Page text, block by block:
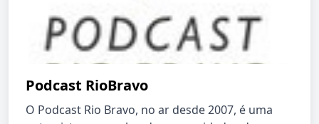
Podcast RioBravo
O Podcast Rio Bravo, no ar desde 2007, é uma